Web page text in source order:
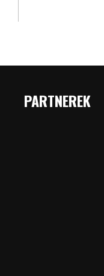
PARTNEREK